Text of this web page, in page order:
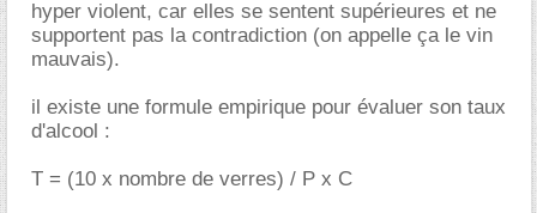
hyper violent, car elles se sentent supérieures et ne
supportent pas la contradiction (on appelle ça le vin
mauvais).
il existe une formule empirique pour évaluer son taux
d'alcool :
T = (10 x nombre de verres) / P x C